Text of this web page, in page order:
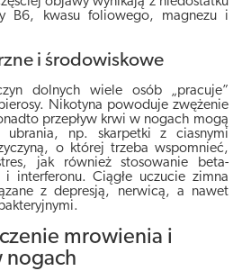
B6, kwasu foliowego, magnezu i
i środowiskowe
dolnych wiele osób „pracuje”
Nikotyna powoduje zwężenie
przepływ krwi w nogach mogą
ubrania, np. skarpetki z ciasnymi
o której trzeba wspomnieć,
jak również stosowanie beta-
interferonu. Ciągłe uczucie zimna
z depresją, nerwicą, a nawet
mrowienia i
nogach